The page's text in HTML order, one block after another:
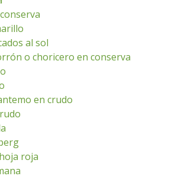
al sol
o choricero en conserva
en crudo
roja